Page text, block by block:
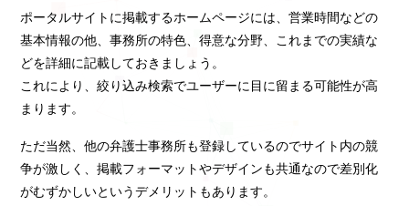
ポータルサイトに掲載するホームページには、営業時間などの
基本情報の他、事務所の特色、得意な分野、これまでの実績な
どを詳細に記載しておきましょう。
これにより、絞り込み検索でユーザーに目に留まる可能性が高
まります。
ただ当然、他の弁護士事務所も登録しているのでサイト内の競
争が激しく、掲載フォーマットやデザインも共通なので差別化
がむずかしいというデメリットもあります。